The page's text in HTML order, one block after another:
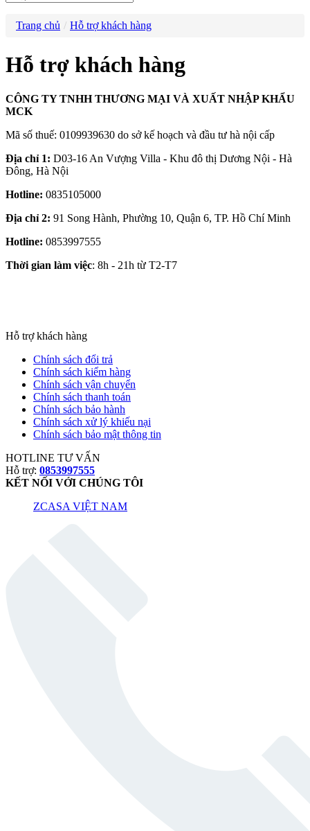
Trang chủ Hỗ trợ khách hàng
Hỗ trợ khách hàng
CÔNG TY TNHH THƯƠNG MẠI VÀ XUẤT NHẬP KHẨU
MCK
Mã số thuế: 0109939630 do sở kế hoạch và đầu tư hà nội cấp
Địa chỉ 1: D03-16 An Vượng Villa - Khu đô thị Dương Nội - Hà
Đông, Hà Nội
Hotline: 0835105000
Địa chỉ 2: 91 Song Hành, Phường 10, Quận 6, TP. Hồ Chí Minh
Hotline: 0853997555
Thời gian làm việc: 8h - 21h từ T2-T7
Hỗ trợ khách hàng
Chính sách đổi trả
Chính sách kiểm hàng
Chính sách vận chuyển
Chính sách thanh toán
Chính sách bảo hành
Chính sách xử lý khiếu nại
Chính sách bảo mật thông tin
HOTLINE TƯ VẤN
Hỗ trợ: 0853997555
KẾT NỐI VỚI CHÚNG TÔI
ZCASA VIỆT NAM